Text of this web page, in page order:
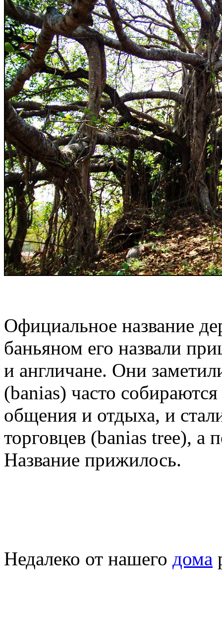
Официальное название
баньяном его назвали
и англичане. Они
(banias) часто
общения и отдыха, и
торговцев (banias tree), а
Название прижилось.
Недалеко от нашего дома